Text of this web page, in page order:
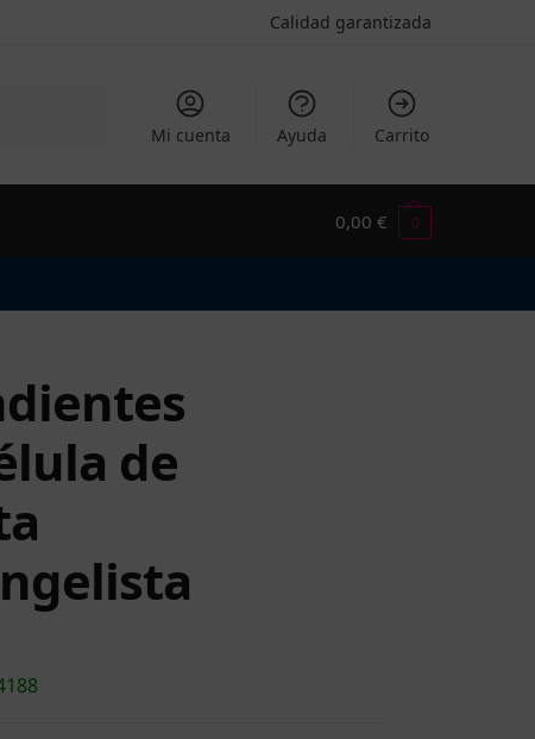
Calidad garantizada
Mi cuenta Ayuda Carrito
0,00 € 0
de